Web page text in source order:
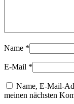
Name *
E-Mail *
Name, E-Mail-
meinen nächsten